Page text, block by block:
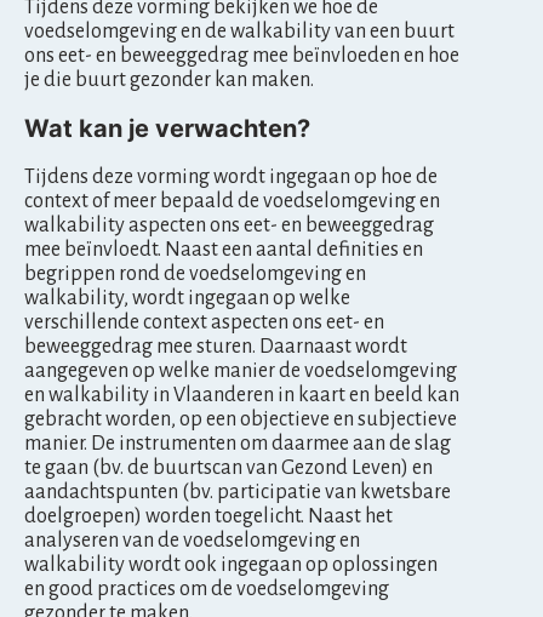
s
e
l
o
m
g
e
v
i
n
g
e
Tijdens deze vorming bekijken we hoe de
voedselomgeving en de walkability van een buurt
ons eet- en beweeggedrag mee beïnvloeden en hoe
je die buurt gezonder kan maken.
Wat kan je verwachten?
Tijdens deze vorming wordt ingegaan op hoe de
context of meer bepaald de voedselomgeving en
walkability aspecten ons eet- en beweeggedrag
mee beïnvloedt. Naast een aantal definities en
begrippen rond de voedselomgeving en
walkability, wordt ingegaan op welke
verschillende context aspecten ons eet- en
beweeggedrag mee sturen. Daarnaast wordt
aangegeven op welke manier de voedselomgeving
en walkability in Vlaanderen in kaart en beeld kan
gebracht worden, op een objectieve en subjectieve
manier. De instrumenten om daarmee aan de slag
te gaan (bv. de buurtscan van Gezond Leven) en
aandachtspunten (bv. participatie van kwetsbare
doelgroepen) worden toegelicht. Naast het
analyseren van de voedselomgeving en
walkability wordt ook ingegaan op oplossingen
en good practices om de voedselomgeving